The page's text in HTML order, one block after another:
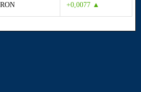
+0,0077 ▲